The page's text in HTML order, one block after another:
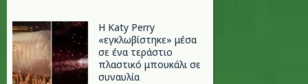
H Katy Perry
«εγκλωβίστηκε» μέσα
σε ένα τεράστιο
πλαστικό μπουκάλι σε
συναυλία